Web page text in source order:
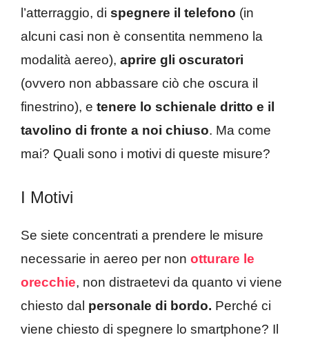
l’atterraggio, di spegnere il telefono (in
alcuni casi non è consentita nemmeno la
modalità aereo), aprire gli oscuratori
(ovvero non abbassare ciò che oscura il
finestrino), e tenere lo schienale dritto e il
tavolino di fronte a noi chiuso. Ma come
mai? Quali sono i motivi di queste misure?
I Motivi
Se siete concentrati a prendere le misure
necessarie in aereo per non otturare le
orecchie, non distraetevi da quanto vi viene
chiesto dal personale di bordo. Perché ci
viene chiesto di spegnere lo smartphone? Il